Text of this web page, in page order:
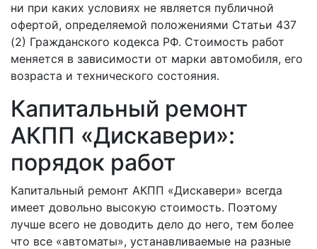
ни при каких условиях не является публичной
офертой, определяемой положениями Статьи 437
(2) Гражданского кодекса РФ. Стоимость работ
меняется в зависимости от марки автомобиля, его
возраста и технического состояния.
Капитальный ремонт
АКПП «Дискавери»:
порядок работ
Капитальный ремонт АКПП «Дискавери» всегда
имеет довольно высокую стоимость. Поэтому
лучше всего не доводить дело до него, тем более
что все «автоматы», устанавливаемые на разные